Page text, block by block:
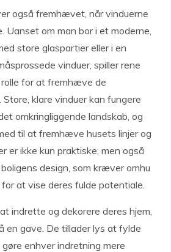
også fremhævet, når vinduerne
Uanset om man bor i et moderne,
store glaspartier eller i en
vinduer, spiller rene
for at fremhæve de
klare vinduer kan fungere
omkringliggende landskab, og
til at fremhæve husets linjer og
er ikke kun praktiske, men også
design, som kræver omhu
at vise deres fulde potentiale.
indrette og dekorere deres hjem,
en gave. De tillader lys at fylde
enhver indretning mere